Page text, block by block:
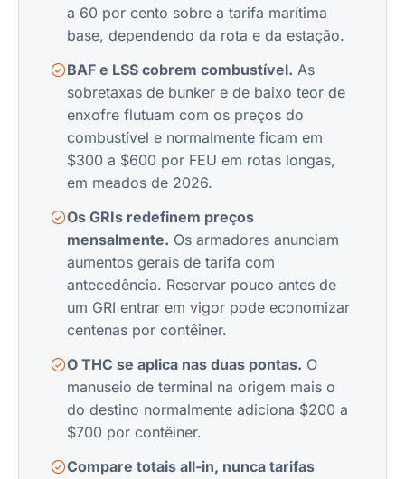
a 60 por cento sobre a tarifa marítima
base, dependendo da rota e da estação.
BAF e LSS cobrem combustível. As
sobretaxas de bunker e de baixo teor de
enxofre flutuam com os preços do
combustível e normalmente ficam em
$300 a $600 por FEU em rotas longas,
em meados de 2026.
Os GRIs redefinem preços
mensalmente. Os armadores anunciam
aumentos gerais de tarifa com
antecedência. Reservar pouco antes de
um GRI entrar em vigor pode economizar
centenas por contêiner.
O THC se aplica nas duas pontas. O
manuseio de terminal na origem mais o
do destino normalmente adiciona $200 a
$700 por contêiner.
Compare totais all-in, nunca tarifas